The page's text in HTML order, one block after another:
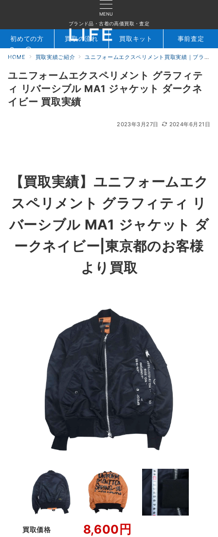
MENU
ブランド品・古着の高価買取・査定
検索 お問合せ
初めての方 買取の流れ 買取キット 事前査定
HOME 買取実績ご紹介 ユニフォームエクスペリメント買取実績｜ブランド専門店LIFE
ユニフォームエクスペリメント グラフィテ
ィ リバーシブル MA1 ジャケット ダークネ
イビー 買取実績
2023年3月27日 2024年6月21日
【買取実績】ユニフォームエク
スペリメント グラフィティ リ
バーシブル MA1 ジャケット ダ
ークネイビー|東京都のお客様
より買取
買取価格 8,600円